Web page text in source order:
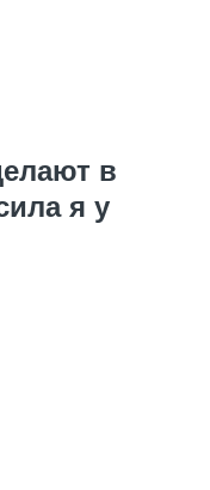
в
я у